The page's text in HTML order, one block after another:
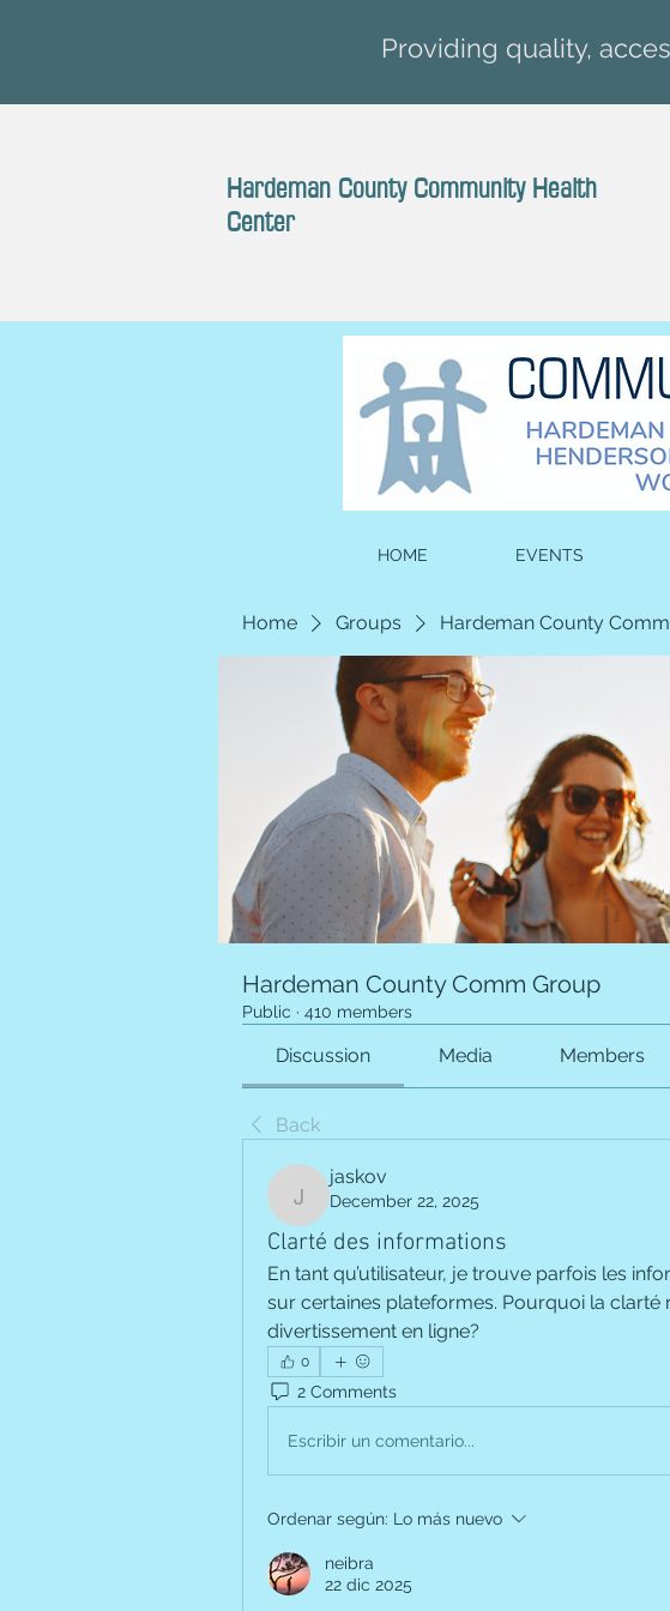
Providing quality,
Hardeman County Community Health
Center
HOME EVENTS
Home Groups Hardeman County
Hardeman County Comm Group
Public · 410 members
Discussion Media Members
Back
jaskov
jaskov
December 22, 2025
Clarté des informations
En tant qu’utilisateur, je trouve parfois les
sur certaines plateformes. Pourquoi la clarté
divertissement en ligne?
0
2 Comments
Escribir un comentario...
Ordenar según: Lo más nuevo
neibra
22 dic 2025